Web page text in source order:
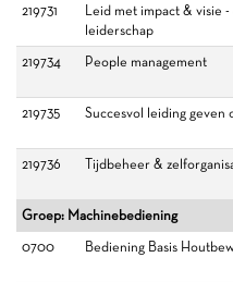
219731
Leid met impact & visie
leiderschap
219734
People management
219735
Succesvol leiding geven
219736
Tijdbeheer &
Groep: Machinebediening
0700
Bediening Basis